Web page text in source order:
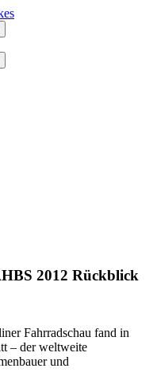
2012 Rückblick
Fahrradschau fand in
– der weltweite
und